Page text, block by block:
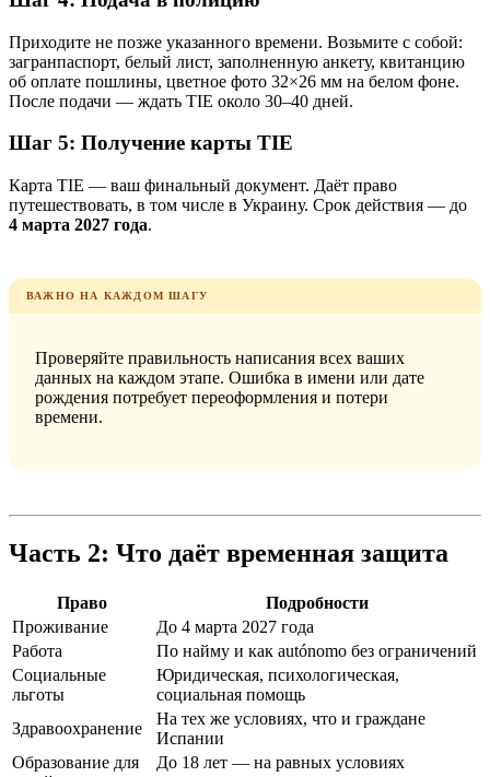
Приходите не позже указанного времени. Возьмите с собой:
загранпаспорт, белый лист, заполненную анкету, квитанцию
об оплате пошлины, цветное фото 32×26 мм на белом фоне.
После подачи — ждать TIE около 30–40 дней.
Шаг 5: Получение карты TIE
Карта TIE — ваш финальный документ. Даёт право
путешествовать, в том числе в Украину. Срок действия — до
4 марта 2027 года.
ВАЖНО НА КАЖДОМ ШАГУ
Проверяйте правильность написания всех ваших
данных на каждом этапе. Ошибка в имени или дате
рождения потребует переоформления и потери
времени.
Часть 2: Что даёт временная защита
Право
Подробности
Проживание
До 4 марта 2027 года
Работа
По найму и как autónomo без ограничений
Социальные
льготы
Юридическая, психологическая,
социальная помощь
Здравоохранение
На тех же условиях, что и граждане
Испании
Образование для
До 18 лет — на равных условиях